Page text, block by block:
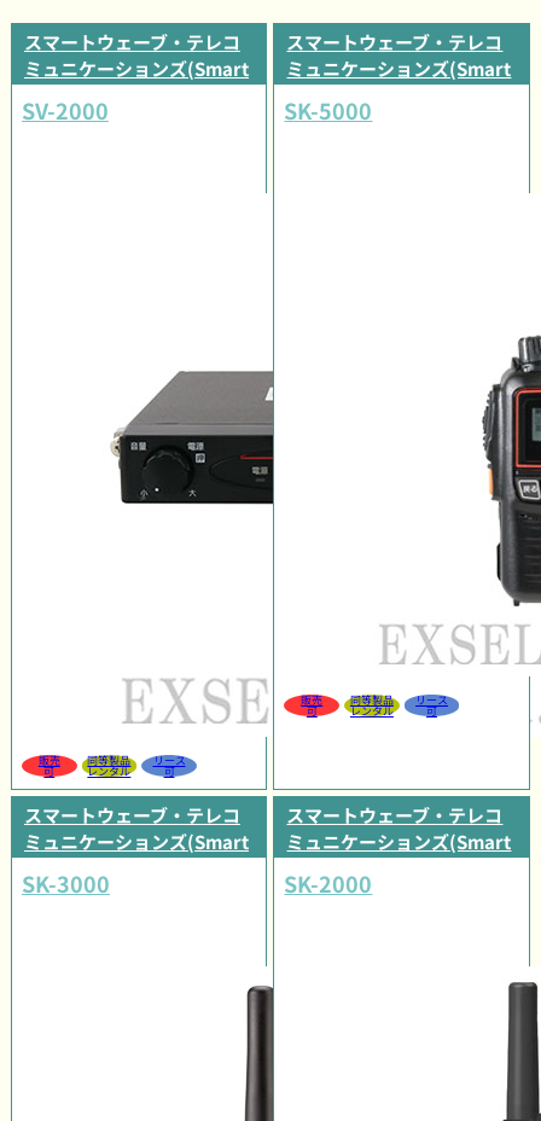
スマートウェーブ・テレコ
ミュニケーションズ(Smart
SV-2000
販売
可
同等製品
レンタル
リース
可
スマートウェーブ・テレコ
ミュニケーションズ(Smart
SK-5000
販売
可
同等製品
レンタル
リース
可
スマートウェーブ・テレコ
ミュニケーションズ(Smart
SK-3000
スマートウェーブ・テレコ
ミュニケーションズ(Smart
SK-2000